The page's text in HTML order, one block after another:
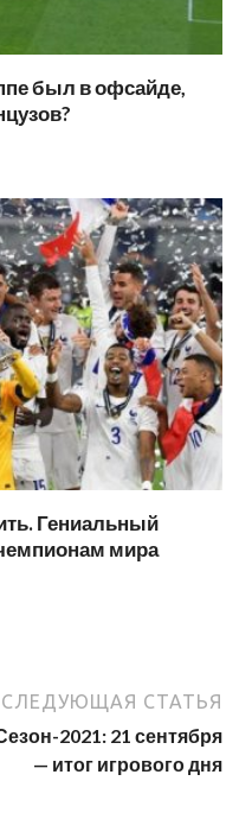
был в офсайде,
Гениальный
мира
СЛЕДУЮЩАЯ СТАТЬЯ
2021: 21 сентября
— итог игрового дня